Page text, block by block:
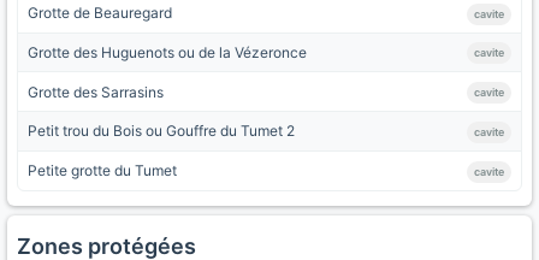
Grotte de Beauregard cavite
Grotte des Huguenots ou de la Vézeronce cavite
Grotte des Sarrasins cavite
Petit trou du Bois ou Gouffre du Tumet 2 cavite
Petite grotte du Tumet cavite
Zones protégées